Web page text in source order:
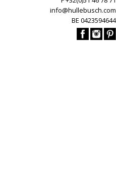
info@hullebusch.com
BE 0423594644